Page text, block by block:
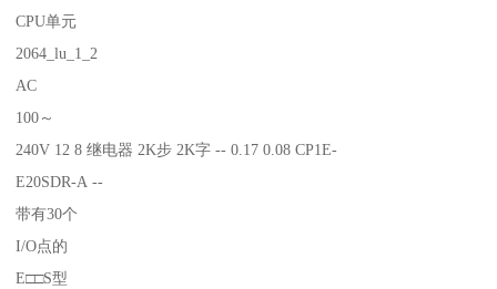
CPU单元
2064_lu_1_2
AC
100～
240V 12 8 继电器 2K步 2K字 -- 0.17 0.08 CP1E-
E20SDR-A --
带有30个
I/O点的
E□□S型